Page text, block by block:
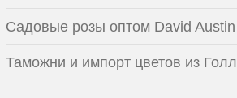
Садовые розы оптом David Austin
Таможни и импорт цветов из